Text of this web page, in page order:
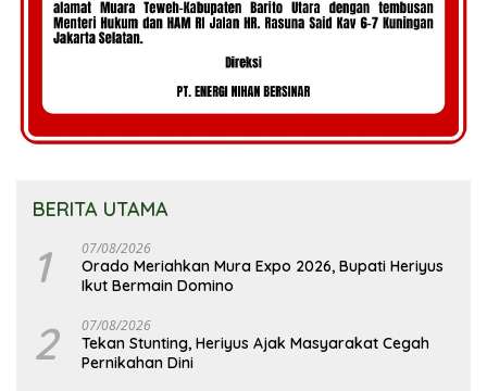
BERITA UTAMA
1 07/08/2026
Orado Meriahkan Mura Expo 2026, Bupati Heriyus
Ikut Bermain Domino
2 07/08/2026
Tekan Stunting, Heriyus Ajak Masyarakat Cegah
Pernikahan Dini